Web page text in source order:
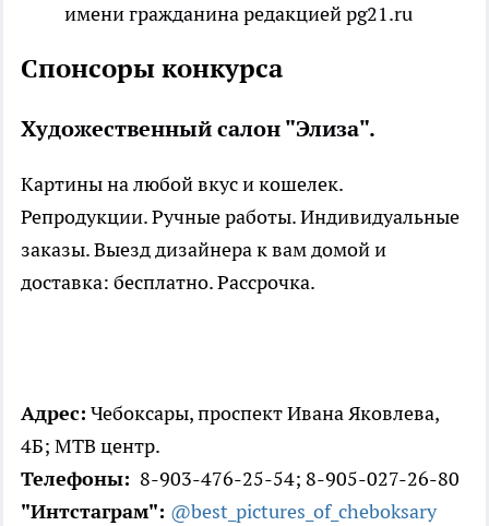
имени гражданина редакцией pg21.ru
Спонсоры конкурса
Художественный салон "Элиза".
Картины на любой вкус и кошелек.
Репродукции. Ручные работы. Индивидуальные
заказы. Выезд дизайнера к вам домой и
доставка: бесплатно. Рассрочка.
Адрес: Чебоксары, проспект Ивана Яковлева,
4Б; МТВ центр.
Телефоны: 8-903-476-25-54; 8-905-027-26-80
"Интстаграм": @best_pictures_of_cheboksary